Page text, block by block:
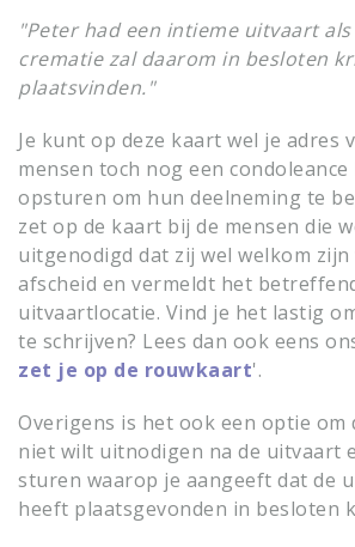
"Peter had een intieme uitvaart als
crematie zal daarom in besloten
plaatsvinden."
Je kunt op deze kaart wel je adres
mensen toch nog een
opsturen om hun deelneming te
zet op de kaart bij de mensen die
uitgenodigd dat zij wel welkom
afscheid en vermeldt het
uitvaartlocatie. Vind je het lastig
te schrijven? Lees dan ook eens
zet je op de rouwkaart'.
Overigens is het ook een optie om
niet wilt uitnodigen na de uitvaart
sturen waarop je aangeeft dat de
heeft plaatsgevonden in besloten